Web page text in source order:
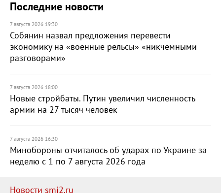
Последние новости
7 августа 2026 19:30
Собянин назвал предложения перевести
экономику на «военные рельсы» «никчемными
разговорами»
7 августа 2026 18:00
Новые стройбаты. Путин увеличил численность
армии на 27 тысяч человек
7 августа 2026 16:30
Минобороны отчиталось об ударах по Украине за
неделю с 1 по 7 августа 2026 года
Новости smi2.ru